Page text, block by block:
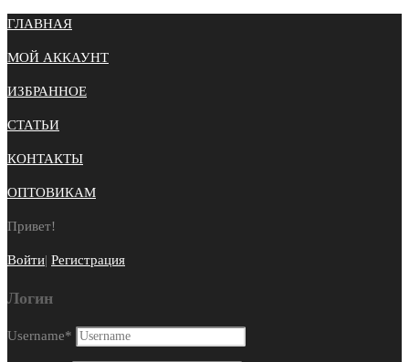
ГЛАВНАЯ
МОЙ АККАУНТ
ИЗБРАННОЕ
СТАТЬИ
КОНТАКТЫ
ОПТОВИКАМ
Привет!
Войти| Регистрация
Логин
Username*